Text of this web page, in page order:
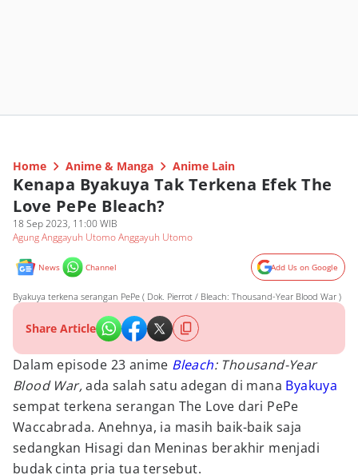
Home Anime & Manga Anime Lain
Kenapa Byakuya Tak Terkena Efek The
Love PePe Bleach?
18 Sep 2023, 11:00 WIB
Agung Anggayuh Utomo Anggayuh Utomo
News Channel Add Us on Google
Byakuya terkena serangan PePe ( Dok. Pierrot / Bleach: Thousand-Year Blood War )
Share Article
Dalam episode 23 anime Bleach: Thousand-Year
Blood War,ada salah satu adegan di mana Byakuya
sempat terkena serangan The Love dari PePe
Waccabrada. Anehnya, ia masih baik-baik saja
sedangkan Hisagi dan Meninas berakhir menjadi
budak cinta pria tua tersebut.